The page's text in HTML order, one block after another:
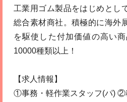
工業用ゴム製品をはじめとし
総合素材商社。積極的に海外
を駆使した付加価値の高い
10000種類以上！
【求人情報】
①事務・軽作業スタッフ(パ) ②